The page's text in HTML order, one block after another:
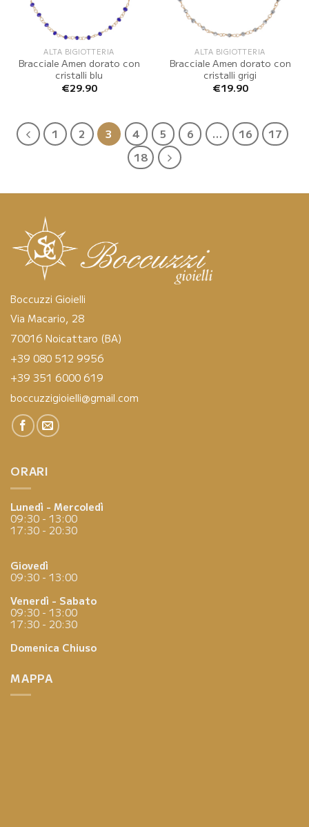
ALTA BIGIOTTERIA
Bracciale Amen dorato con
cristalli blu
€29.90
ALTA BIGIOTTERIA
Bracciale Amen dorato con
cristalli grigi
€19.90
1 2 3 4 5 6 … 16
17
18
Boccuzzi Gioielli
Via Macario, 28
70016 Noicattaro (BA)
+39 080 512 9956
+39 351 6000 619
boccuzzigioielli@gmail.com
ORARI
Lunedì - Mercoledì
09:30 - 13:00
17:30 - 20:30
Giovedì
09:30 - 13:00
Venerdì - Sabato
09:30 - 13:00
17:30 - 20:30
Domenica Chiuso
MAPPA